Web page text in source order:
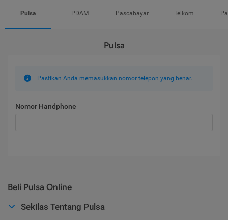
Pulsa PDAM Pascabayar Telkom
Pulsa
Pastikan Anda memasukkan nomor telepon yang benar.
Nomor Handphone
Beli Pulsa Online
Sekilas Tentang Pulsa